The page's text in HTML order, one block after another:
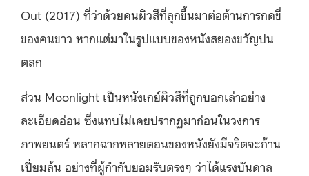
Out (2017) ที่ว่าด้วยคนผิวสีที่ลุกขึ้นมาต่อต้านการกดขี่
ของคนขาว หากแต่มาในรูปแบบของหนังสยองขวัญปน
ตลก
ส่วน Moonlight เป็นหนังเกย์ผิวสีที่ถูกบอกเล่าอย่าง
ละเอียดอ่อน ซึ่งแทบไม่เคยปรากฏมาก่อนในวงการ
ภาพยนตร์ หลากฉากหลายตอนของหนังยังมีจริตจะก้าน
เปี่ยมล้น อย่างที่ผู้กำกับยอมรับตรงๆ ว่าได้แรงบันดาล